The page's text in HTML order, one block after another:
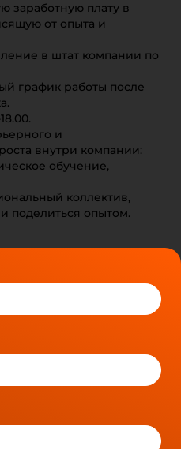
заработную плату в
от опыта и
в штат компании по
график работы после
и
внутри компании:
обучение,
коллектив,
поделиться опытом.